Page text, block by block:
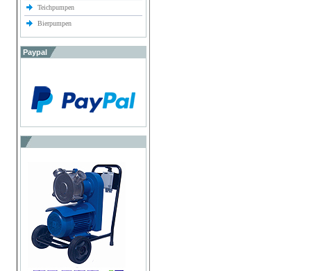
Teichpumpen
Bierpumpen
Paypal